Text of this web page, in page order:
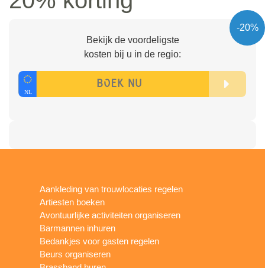
-20%
Bekijk de voordeligste
kosten bij u in de regio:
Aankleding van trouwlocaties regelen
Artiesten boeken
Avontuurlijke activiteiten organiseren
Barmannen inhuren
Bedankjes voor gasten regelen
Beurs organiseren